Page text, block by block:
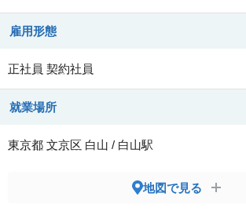
雇用形態
正社員 契約社員
就業場所
東京都 文京区 白山 / 白山駅
地図で見る